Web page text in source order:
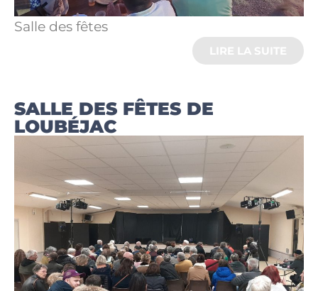
Salle des fêtes
LIRE LA SUITE
SALLE DES FÊTES DE
LOUBÉJAC